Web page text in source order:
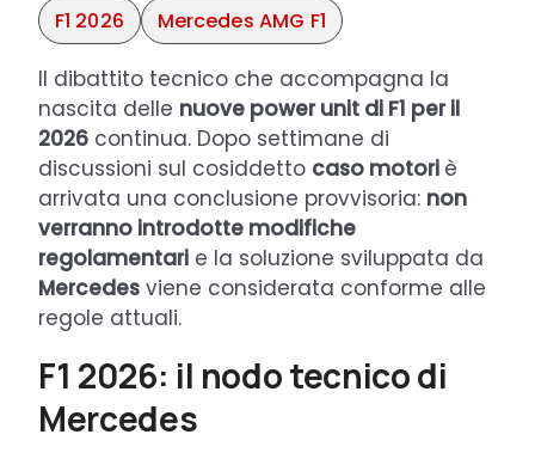
F1 2026
Mercedes AMG F1
Il dibattito tecnico che accompagna la
nascita delle nuove power unit di F1 per il
2026 continua. Dopo settimane di
discussioni sul cosiddetto caso motori è
arrivata una conclusione provvisoria: non
verranno introdotte modifiche
regolamentari e la soluzione sviluppata da
Mercedes viene considerata conforme alle
regole attuali.
F1 2026: il nodo tecnico di
Mercedes